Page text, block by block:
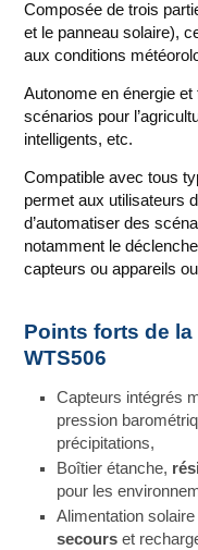
Composée de trois
et le panneau solaire),
aux conditions
Autonome en énergie
scénarios pour
intelligents, etc.
Compatible avec tous
permet aux utilisateurs
d’automatiser des
notamment le
capteurs ou appareils
Points forts de la
WTS506
Capteurs intégrés
pression
précipitations,
Boîtier étanche,
pour les
Alimentation
secours et